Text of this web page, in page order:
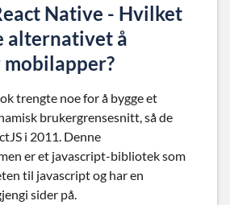
Native - Hvilket
alternativet å
trengte noe for å bygge et
brukergrensesnitt, så de
i 2011. Denne
er et javascript-bibliotek som
til javascript og har en
sider på.